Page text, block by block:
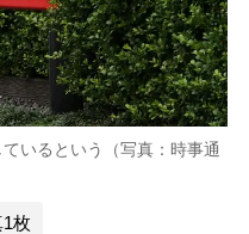
いるという（写真：時事通
枚